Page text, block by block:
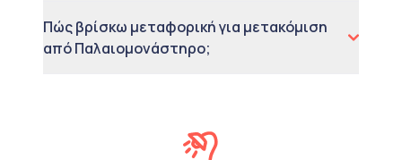
Πώς βρίσκω μεταφορική για μετακόμιση
από Παλαιομονάστηρο;